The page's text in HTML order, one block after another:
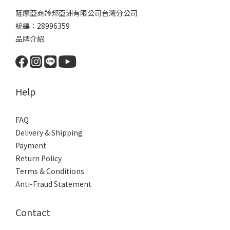
薩摩亞商羚邦亞洲有限公司台灣分公司
統編：28996359
品牌介紹
Help
FAQ
Delivery & Shipping
Payment
Return Policy
Terms & Conditions
Anti-Fraud Statement
Contact